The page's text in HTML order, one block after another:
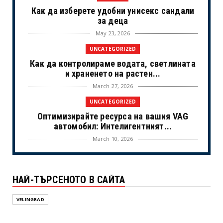
Как да изберете удобни унисекс сандали
за деца
May 23, 2026
UNCATEGORIZED
Как да контролираме водата, светлината
и храненето на растен...
March 27, 2026
UNCATEGORIZED
Оптимизирайте ресурса на вашия VAG
автомобил: Интелигентният...
March 10, 2026
UNCATEGORIZED
учене
НАЙ-ТЪРСЕНОТО В САЙТА
VELINGRAD